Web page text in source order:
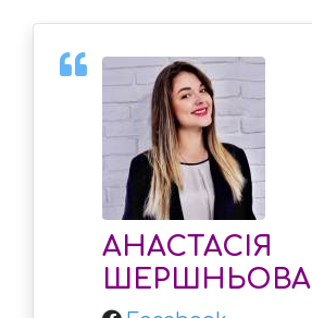
АНАСТАСІЯ
ШЕРШНЬОВА